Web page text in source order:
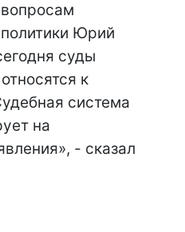
Юрий
суды
к
система
на
- сказал